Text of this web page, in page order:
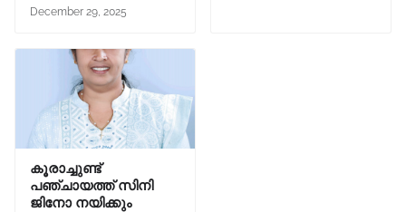
December 29, 2025
കൂരാച്ചുണ്ട്
പഞ്ചായത്ത് സിനി
ജിനോ നയിക്കും